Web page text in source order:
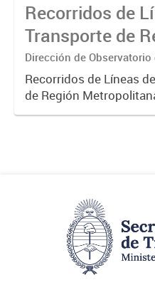
Recorridos de
Transporte de
Metropolitana
Buenos Aires
Dirección de Observatorio
Transporte, Estudio y
Recorridos de Líneas
de Región
Aires (RMBA).-